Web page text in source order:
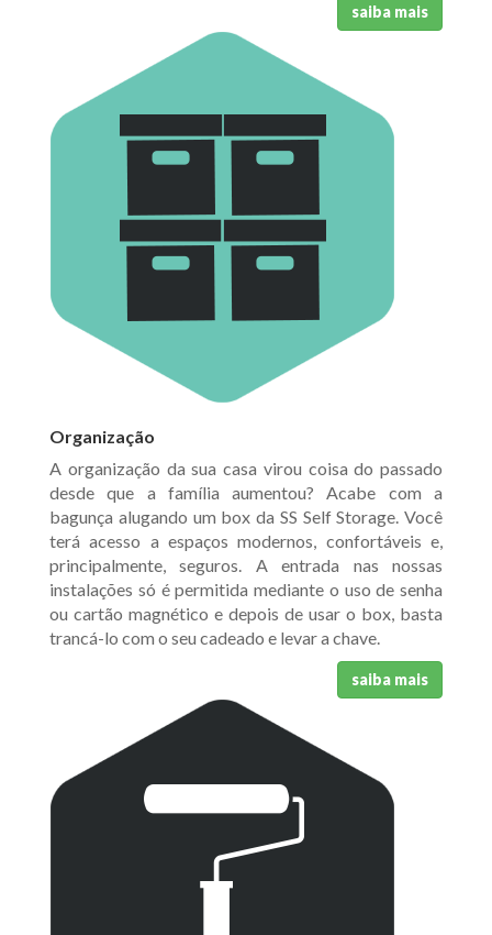
saiba mais
Organização
A organização da sua casa virou coisa do passado
desde que a família aumentou? Acabe com a
bagunça alugando um box da SS Self Storage. Você
terá acesso a espaços modernos, confortáveis e,
principalmente, seguros. A entrada nas nossas
instalações só é permitida mediante o uso de senha
ou cartão magnético e depois de usar o box, basta
trancá-lo com o seu cadeado e levar a chave.
saiba mais